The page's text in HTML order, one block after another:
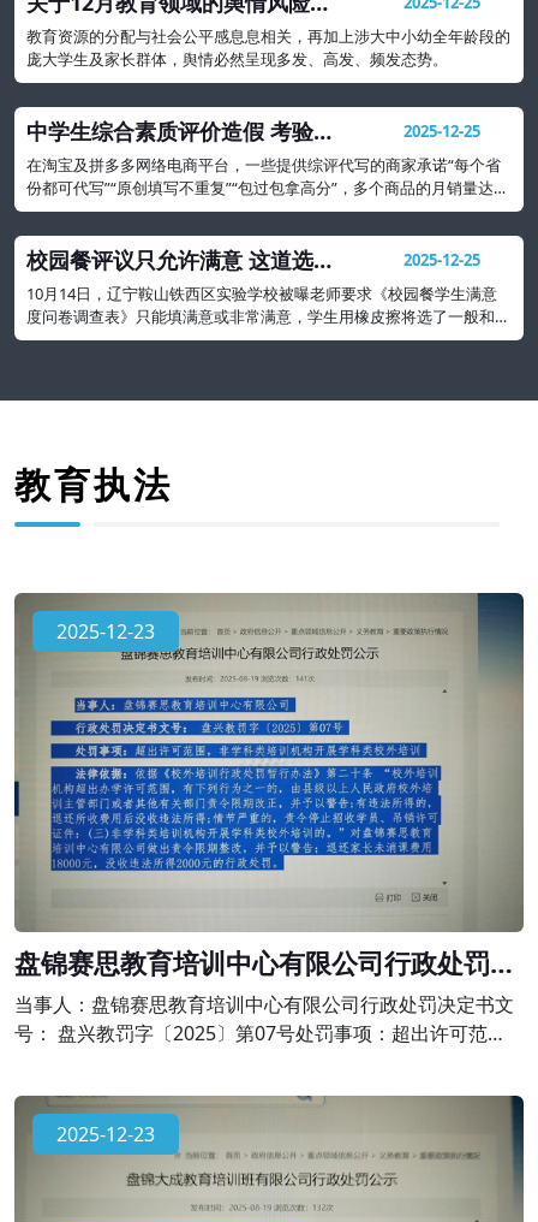
判及处置建议
教育资源的分配与社会公平感息息相关，再加上涉大中小幼全年龄段的
庞大学生及家长群体，舆情必然呈现多发、高发、频发态势。
中学生综合素质评价造假 考验社
会诚信与契约精神
2025-12-25
在淘宝及拼多多网络电商平台，一些提供综评代写的商家承诺“每个省
份都可代写”“原创填写不重复”“包过包拿高分”，多个商品的月销量达
500多份，形成一种产业
校园餐评议只允许满意 这道选择
题吃相太难看
2025-12-25
10月14日，辽宁鞍山铁西区实验学校被曝老师要求《校园餐学生满意
度问卷调查表》只能填满意或非常满意，学生用橡皮擦将选了一般和不
满意的都擦掉。
教育执法
2025-12-23
盘锦赛思教育培训中心有限公司行政处罚公
示
当事人：盘锦赛思教育培训中心有限公司行政处罚决定书文
号： 盘兴教罚字〔2025〕第07号处罚事项：超出许可范
《校外培训行政处罚暂行办法》第二十条 “校外培训机构超
出办学许可范围，有下列行为之一的，由县级以上人民政府
校外培训主管部门或者其他有关部门责令限期改正，并予以
警告;有违法所得的，退还所收费用后没收违法所得;情节严重
的，责令停止招收学员、吊销
2025-12-23